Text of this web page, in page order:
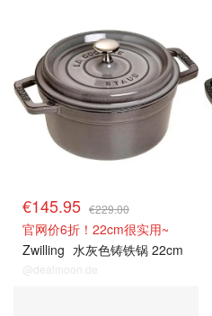
€145.95 €229.00
官网价6折！22cm很实用~
Zwilling 水灰色铸铁锅 22cm
@dealmoon.de